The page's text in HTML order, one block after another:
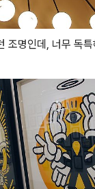
조명인데, 너무 독특